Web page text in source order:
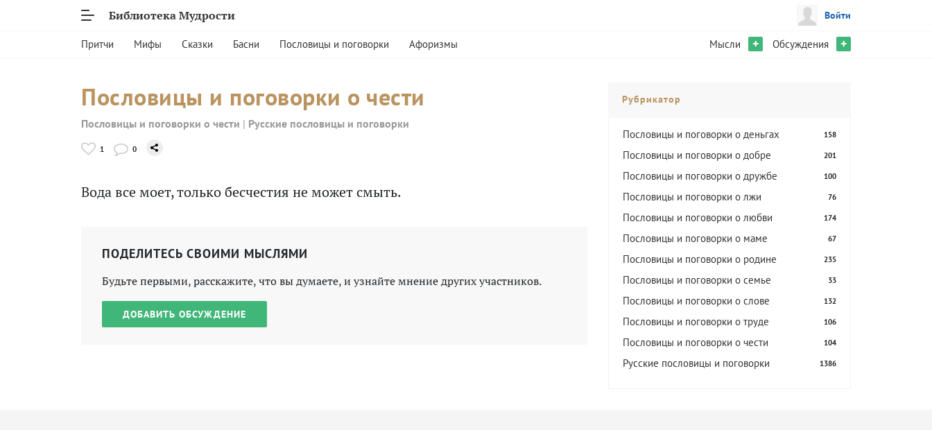
Библиотека Мудрости Войти
Притчи Мифы Сказки Басни Пословицы и поговорки Афоризмы Мысли + Обсуждения +
Пословицы и поговорки о чести
Пословицы и поговорки о чести | Русские пословицы и поговорки
1 0
Вода все моет, только бесчестия не может смыть.
ПОДЕЛИТЕСЬ СВОИМИ МЫСЛЯМИ
Будьте первыми, расскажите, что вы думаете, и узнайте мнение других участников.
ДОБАВИТЬ ОБСУЖДЕНИЕ
Рубрикатор
Пословицы и поговорки о деньгах 158
Пословицы и поговорки о добре 201
Пословицы и поговорки о дружбе 100
Пословицы и поговорки о лжи 76
Пословицы и поговорки о любви 174
Пословицы и поговорки о маме 67
Пословицы и поговорки о родине 235
Пословицы и поговорки о семье 33
Пословицы и поговорки о слове 132
Пословицы и поговорки о труде 106
Пословицы и поговорки о чести 104
Русские пословицы и поговорки 1386